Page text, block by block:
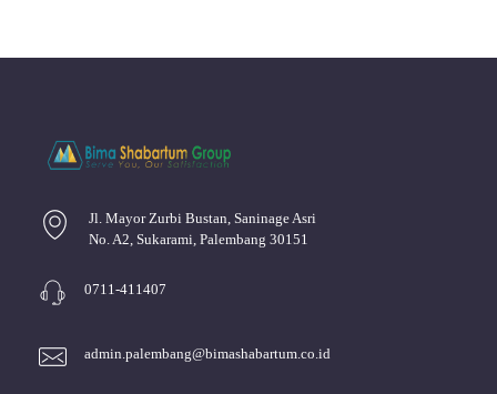
Jl. Mayor Zurbi Bustan, Saninage Asri
No. A2, Sukarami, Palembang 30151
0711-411407
admin.palembang@bimashabartum.co.id